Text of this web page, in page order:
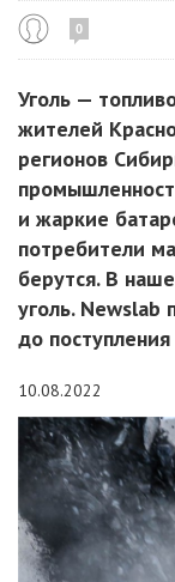
0
Уголь —
жителей
регионов
и жаркие
потребители
берутся. В
уголь. Newslab
до
10.08.2022